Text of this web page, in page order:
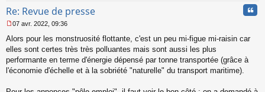
Re: Revue de presse
e
s
g
07 avr. 2022, 09:36
Alors pour les monstruosité flottante, c'est un peu mi-figue mi-raisin car
elles sont certes très très polluantes mais sont aussi les plus
performante en terme d'énergie dépensé par tonne transportée (grâce à
l'économie d'échelle et à la sobriété "naturelle" du transport maritime).